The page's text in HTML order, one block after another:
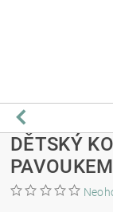
DĚTSKÝ
PAVOUKEM